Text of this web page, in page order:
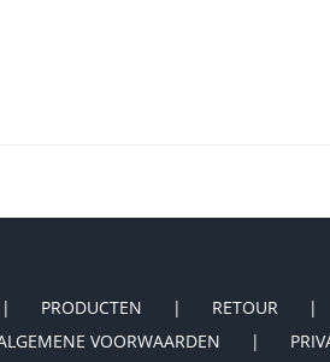
PRODUCTEN RETOUR
VOORWAARDEN